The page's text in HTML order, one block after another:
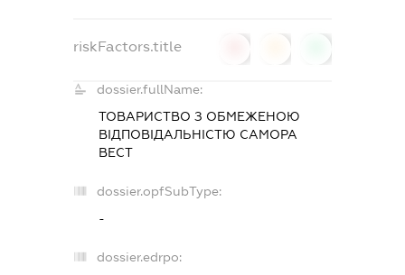
riskFactors.title
dossier.fullName:
ТОВАРИСТВО З ОБМЕЖЕНОЮ
ВІДПОВІДАЛЬНІСТЮ САМОРА
ВЕСТ
dossier.opfSubType:
-
dossier.edrpo: